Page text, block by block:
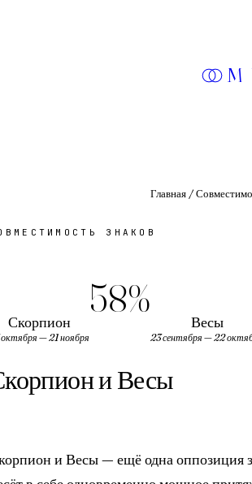
Главная/
ЗНАКОВ
Скорпион
— 21 ноября
58%
Весы
23 сентября — 22
иВесы
и Весы — ещё одна оппозиция